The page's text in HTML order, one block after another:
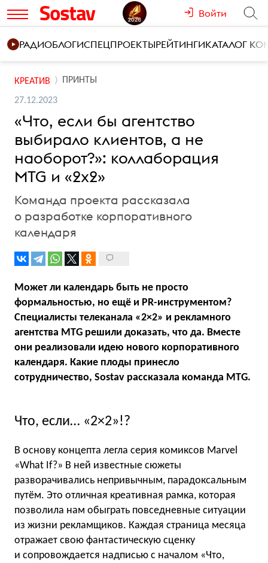
Войти
РАДИОБЛОГИСПЕЦПРОЕКТЫРЕЙТИНГИКАТАЛОГ
КРЕАТИВ ПРИНТЫ
27.12.2023
«Что, если бы агентство
выбирало клиентов, а не
наоборот?»: коллаборация
MTG и «2х2»
Команда проекта рассказала
о разработке корпоративного
календаря
Может ли календарь быть не просто
формальностью, но ещё и PR-инструментом?
Специалисты телеканала «2×2» и рекламного
агентства MTG решили доказать, что да. Вместе
они реализовали идею нового корпоративного
календаря. Какие плоды принесло
сотрудничество, Sostav рассказала команда MTG.
Что, если… «2×2»!?
В основу концепта легла серия комиксов Marvel
«What If?» В ней известные сюжеты
разворачивались непривычным, парадоксальным
путём. Это отличная креативная рамка, которая
позволила нам обыграть повседневные ситуации
из жизни рекламщиков. Каждая страница месяца
отражает свою фантастическую сценку
и сопровождается надписью с началом «Что,